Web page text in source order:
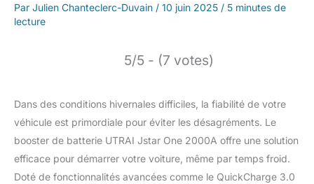
Par Julien Chanteclerc-Duvain / 10 juin 2025 / 5 minutes de
lecture
5/5 - (7 votes)
Dans des conditions hivernales difficiles, la fiabilité de votre
véhicule est primordiale pour éviter les désagréments. Le
booster de batterie UTRAI Jstar One 2000A offre une solution
efficace pour démarrer votre voiture, même par temps froid.
Doté de fonctionnalités avancées comme le QuickCharge 3.0